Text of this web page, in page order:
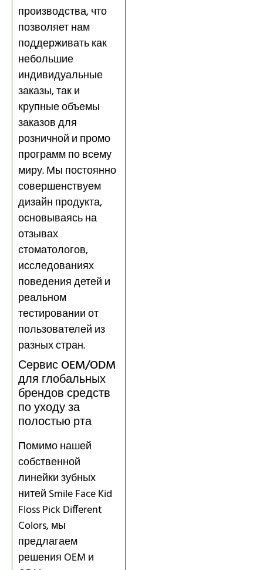
производства, что
позволяет нам
поддерживать как
небольшие
индивидуальные
заказы, так и
крупные объемы
заказов для
розничной и промо
программ по всему
миру. Мы постоянно
совершенствуем
дизайн продукта,
основываясь на
отзывах
стоматологов,
исследованиях
поведения детей и
реальном
тестировании от
пользователей из
разных стран.
Сервис OEM/ODM
для глобальных
брендов средств
по уходу за
полостью рта
Помимо нашей
собственной
линейки зубных
нитей Smile Face Kid
Floss Pick Different
Colors, мы
предлагаем
решения OEM и